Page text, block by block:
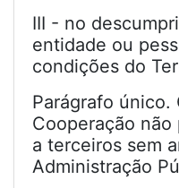
III - no
entidade ou
condições do
Parágrafo único.
Cooperação
a terceiros sem
Administração